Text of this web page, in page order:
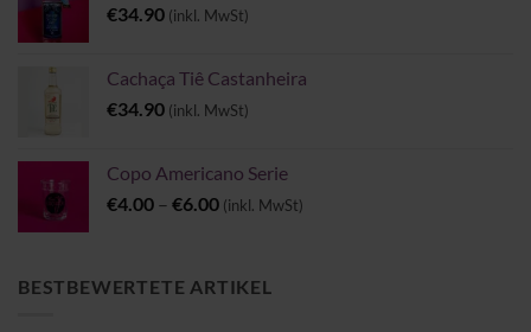
€34.90 (inkl. MwSt)
Cachaça Tiê Castanheira
€34.90 (inkl. MwSt)
Copo Americano Serie
€4.00 – €6.00Preisspanne:
€6.00
(inkl. MwSt)
BESTBEWERTETE ARTIKEL